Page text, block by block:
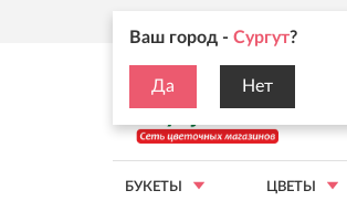
Ваш город - Сургут?
Да Нет
БУКЕТЫ ЦВЕТЫ